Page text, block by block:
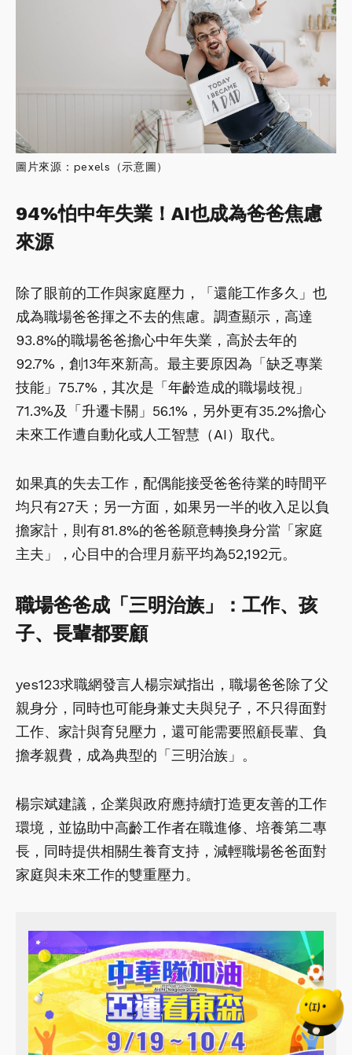
圖片來源：pexels（示意圖）
94%怕中年失業！AI也成為爸爸焦慮
來源
除了眼前的工作與家庭壓力，「還能工作多久」也
成為職場爸爸揮之不去的焦慮。調查顯示，高達
93.8%的職場爸爸擔心中年失業，高於去年的
92.7%，創13年來新高。最主要原因為「缺乏專業
技能」75.7%，其次是「年齡造成的職場歧視」
71.3%及「升遷卡關」56.1%，另外更有35.2%擔心
未來工作遭自動化或人工智慧（AI）取代。
如果真的失去工作，配偶能接受爸爸待業的時間平
均只有27天；另一方面，如果另一半的收入足以負
擔家計，則有81.8%的爸爸願意轉換身分當「家庭
主夫」，心目中的合理月薪平均為52,192元。
職場爸爸成「三明治族」：工作、孩
子、長輩都要顧
yes123求職網發言人楊宗斌指出，職場爸爸除了父
親身分，同時也可能身兼丈夫與兒子，不只得面對
工作、家計與育兒壓力，還可能需要照顧長輩、負
擔孝親費，成為典型的「三明治族」。
楊宗斌建議，企業與政府應持續打造更友善的工作
環境，並協助中高齡工作者在職進修、培養第二專
長，同時提供相關生養育支持，減輕職場爸爸面對
家庭與未來工作的雙重壓力。